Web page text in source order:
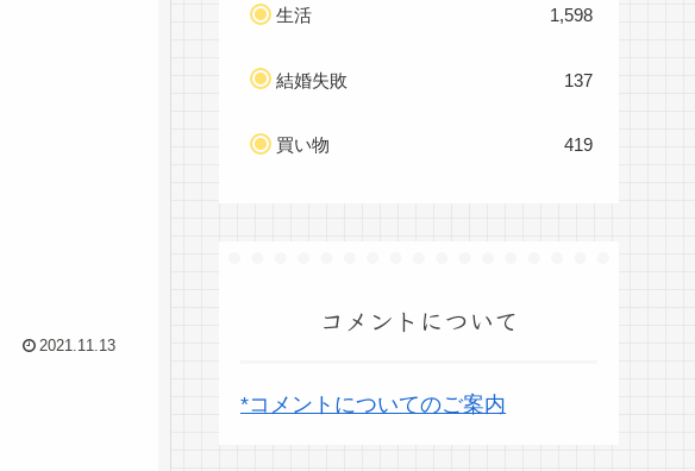
2021.11.13
生活 1,598
結婚失敗 137
買い物 419
コメントについて
*コメントについてのご案内